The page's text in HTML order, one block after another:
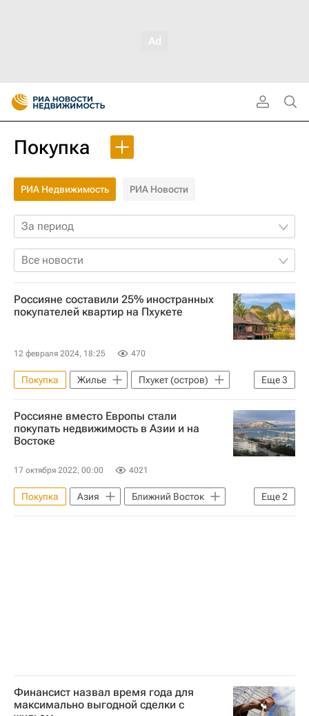
Покупка
РИА Недвижимость РИА Новости
За период
Все новости
Россияне составили 25% иностранных
покупателей квартир на Пхукете
12 февраля 2024, 18:25 470
Еще3
Покупка Жилье
Пхукет (остров)
Россия
Таиланд Квартиры
Россияне вместо Европы стали
покупать недвижимость в Азии и на
Востоке
17 октября 2022, 00:00 4021
Еще2
Покупка Азия
Ближний Восток
Недвижимость
Европа
Финансист назвал время года для
максимально выгодной сделки с